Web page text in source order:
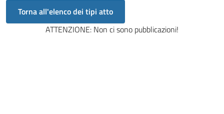
ATTENZIONE: Non ci sono pubblicazioni!